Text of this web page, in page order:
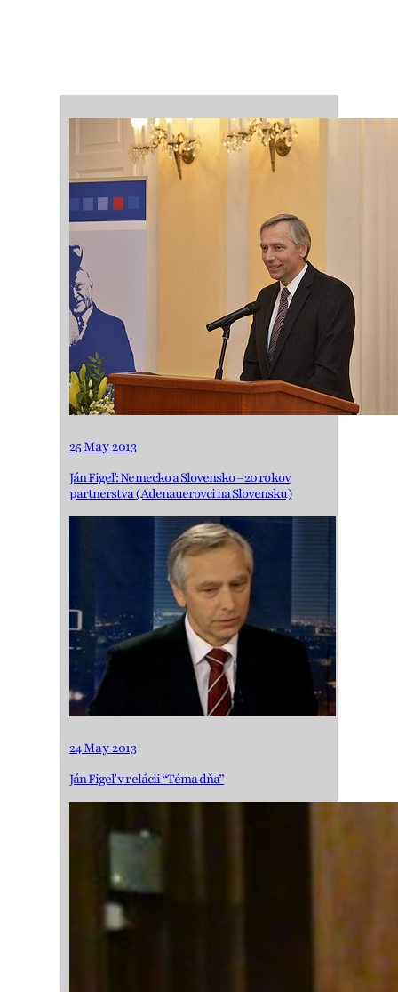
25 May 2013
Ján Figeľ: Nemecko a Slovensko – 20 rokov
partnerstva (Adenauerovci na Slovensku)
24 May 2013
Ján Figeľ v relácii “Téma dňa”